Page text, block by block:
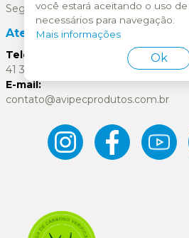
você estará aceitando o uso
necessários para navegação.
Mais informações
Ok
Segurança e Privacidade
Atendimento
Telefones SAC:
41 3346-5544 / 41-99134-2385
E-mail:
contato@avipecprodutos.com.br